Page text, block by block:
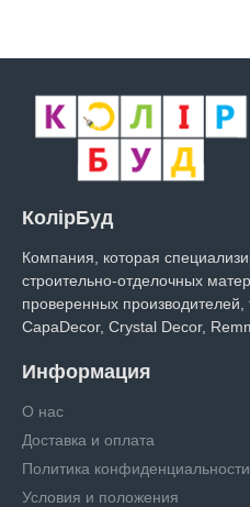
КолірБуд
Компания, которая
строительно-отделочных
проверенных производителей,
CapaDecor, Crystal Decor,
Информация
О нас
Доставка и оплата
Политика конфиденциальности
Условия и положения